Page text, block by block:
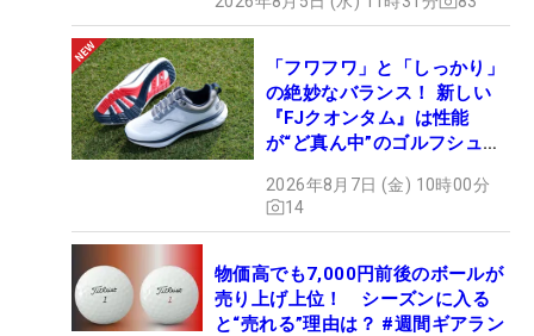
「フワフワ」と「しっかり」
の絶妙なバランス！ 新しい
『FJクオンタム』は性能
が“ど真ん中”のゴルフシュー
2026年8月7日 (金) 10時00分
14
物価高でも7,000円前後のボールが
売り上げ上位！ シーズンに入る
と“売れる”理由は？ #週間ギアラン